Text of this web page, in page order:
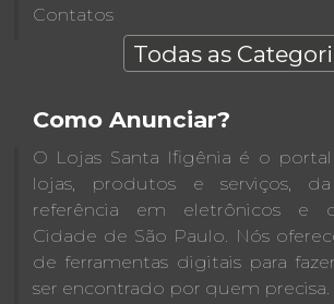
Contatos
Todas as
Como Anunciar?
O Lojas Santa Ifigênia é o
lojas, produtos e serviços,
referência em eletrônicos e
Cidade de São Paulo. Nós
de ferramentas digitais para
ser encontrado por quem precisa.